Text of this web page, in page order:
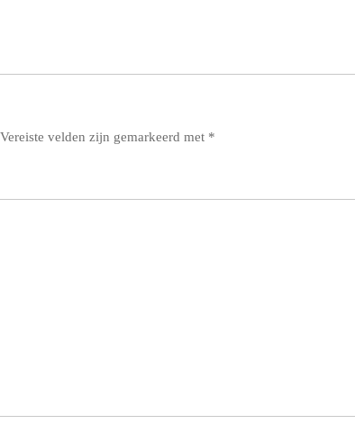
Vereiste velden zijn gemarkeerd met *